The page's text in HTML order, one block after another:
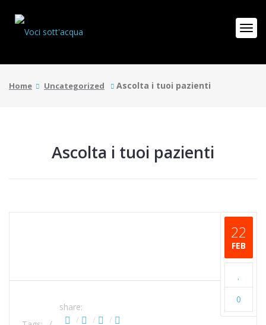
Home Uncategorized Ascolta i tuoi pazienti
Ascolta i tuoi pazienti
22
FEB
0
share: